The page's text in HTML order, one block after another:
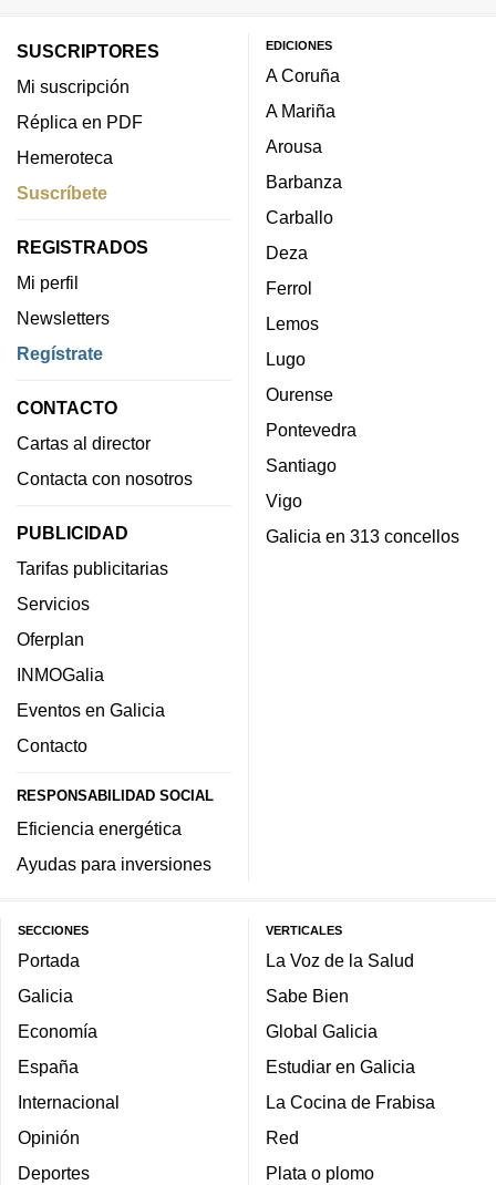
SUSCRIPTORES
Mi suscripción
Réplica en PDF
Hemeroteca
Suscríbete
REGISTRADOS
Mi perfil
Newsletters
Regístrate
CONTACTO
Cartas al director
Contacta con nosotros
PUBLICIDAD
Tarifas publicitarias
Servicios
Oferplan
INMOGalia
Eventos en Galicia
Contacto
RESPONSABILIDAD SOCIAL
Eficiencia energética
Ayudas para inversiones
EDICIONES
A Coruña
A Mariña
Arousa
Barbanza
Carballo
Deza
Ferrol
Lemos
Lugo
Ourense
Pontevedra
Santiago
Vigo
Galicia en 313 concellos
SECCIONES
Portada
Galicia
Economía
España
Internacional
Opinión
Deportes
VERTICALES
La Voz de la Salud
Sabe Bien
Global Galicia
Estudiar en Galicia
La Cocina de Frabisa
Red
Plata o plomo